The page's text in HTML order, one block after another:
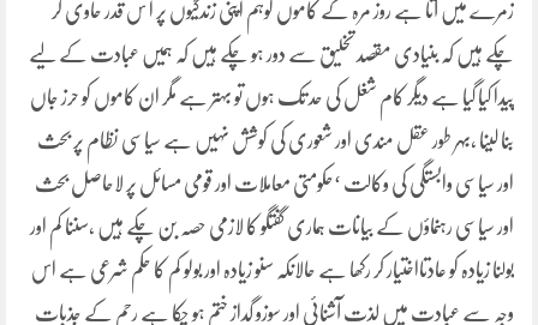
زمرے میں آتا ہے روز مرہ کے کاموں کوہم اپنی زندگیوں پر ا س قدر حاوی کر
چکے ہیں کہ بنیادی مقصد تخلیق سے دور ہو چکے ہیں کہ ہمیں عبادت کے لیے
پیدا کیا گیا ہے دیگر کام شغل کی حد تک ہوں تو بہتر ہے مگر ان کاموں کو حرز جاں
بنا لینا ،بہر طور عقل مندی اور شعوری کی کوشش نہیں ہے سیاسی نظام پر بحث
اور سیاسی وابستگی کی وکالت ‘حکومتی معاملات اور قومی مسائل پر لاحاصل بحث
اور سیاسی رہنماؤں کے بیانات ہماری گفتگو کا لازمی حصہ بن چکے ہیں ،سننا کم اور
بولنا زیادہ کو عادتااختیار کر رکھا ہے حالانکہ سنو زیادہ اور بولو کم کا حکم شرعی ہے اس
وجہ سے عبادت میں لذت آشنائی اور سوزو گداز ختم ہو چکا ہے رحم کے جذبات